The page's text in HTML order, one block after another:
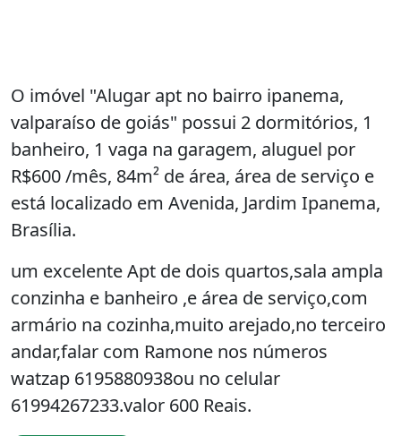
O imóvel "Alugar apt no bairro ipanema,
valparaíso de goiás" possui 2 dormitórios, 1
banheiro, 1 vaga na garagem, aluguel por
R$600 /mês, 84m² de área, área de serviço e
está localizado em Avenida, Jardim Ipanema,
Brasília.
um excelente Apt de dois quartos,sala ampla
conzinha e banheiro ,e área de serviço,com
armário na cozinha,muito arejado,no terceiro
andar,falar com Ramone nos números
watzap 6195880938ou no celular
61994267233.valor 600 Reais.